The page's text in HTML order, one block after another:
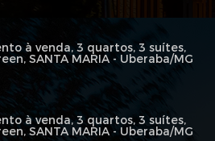
à venda, 3 quartos, 3 suítes,
SANTA MARIA - Uberaba/MG
à venda, 3 quartos, 3 suítes,
SANTA MARIA - Uberaba/MG